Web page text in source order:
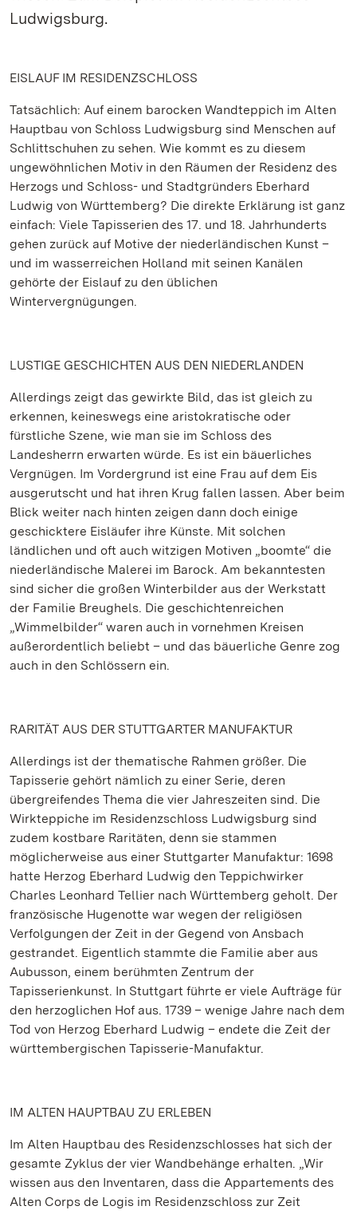
Ludwigsburg.
EISLAUF IM RESIDENZSCHLOSS
Tatsächlich: Auf einem barocken Wandteppich im Alten
Hauptbau von Schloss Ludwigsburg sind Menschen auf
Schlittschuhen zu sehen. Wie kommt es zu diesem
ungewöhnlichen Motiv in den Räumen der Residenz des
Herzogs und Schloss- und Stadtgründers Eberhard
Ludwig von Württemberg? Die direkte Erklärung ist ganz
einfach: Viele Tapisserien des 17. und 18. Jahrhunderts
gehen zurück auf Motive der niederländischen Kunst –
und im wasserreichen Holland mit seinen Kanälen
gehörte der Eislauf zu den üblichen
Wintervergnügungen.
LUSTIGE GESCHICHTEN AUS DEN NIEDERLANDEN
Allerdings zeigt das gewirkte Bild, das ist gleich zu
erkennen, keineswegs eine aristokratische oder
fürstliche Szene, wie man sie im Schloss des
Landesherrn erwarten würde. Es ist ein bäuerliches
Vergnügen. Im Vordergrund ist eine Frau auf dem Eis
ausgerutscht und hat ihren Krug fallen lassen. Aber beim
Blick weiter nach hinten zeigen dann doch einige
geschicktere Eisläufer ihre Künste. Mit solchen
ländlichen und oft auch witzigen Motiven „boomte“ die
niederländische Malerei im Barock. Am bekanntesten
sind sicher die großen Winterbilder aus der Werkstatt
der Familie Breughels. Die geschichtenreichen
„Wimmelbilder“ waren auch in vornehmen Kreisen
außerordentlich beliebt – und das bäuerliche Genre zog
auch in den Schlössern ein.
RARITÄT AUS DER STUTTGARTER MANUFAKTUR
Allerdings ist der thematische Rahmen größer. Die
Tapisserie gehört nämlich zu einer Serie, deren
übergreifendes Thema die vier Jahreszeiten sind. Die
Wirkteppiche im Residenzschloss Ludwigsburg sind
zudem kostbare Raritäten, denn sie stammen
möglicherweise aus einer Stuttgarter Manufaktur: 1698
hatte Herzog Eberhard Ludwig den Teppichwirker
Charles Leonhard Tellier nach Württemberg geholt. Der
französische Hugenotte war wegen der religiösen
Verfolgungen der Zeit in der Gegend von Ansbach
gestrandet. Eigentlich stammte die Familie aber aus
Aubusson, einem berühmten Zentrum der
Tapisserienkunst. In Stuttgart führte er viele Aufträge für
den herzoglichen Hof aus. 1739 – wenige Jahre nach dem
Tod von Herzog Eberhard Ludwig – endete die Zeit der
württembergischen Tapisserie-Manufaktur.
IM ALTEN HAUPTBAU ZU ERLEBEN
Im Alten Hauptbau des Residenzschlosses hat sich der
gesamte Zyklus der vier Wandbehänge erhalten. „Wir
wissen aus den Inventaren, dass die Appartements des
Alten Corps de Logis im Residenzschloss zur Zeit